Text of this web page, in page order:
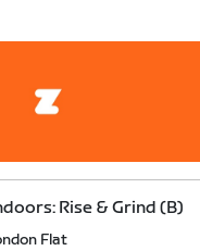
Rise & Grind (B)
Flat